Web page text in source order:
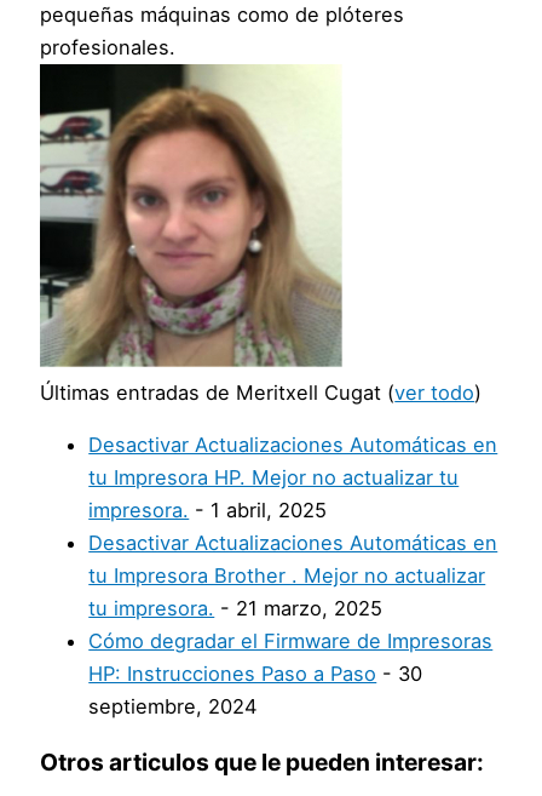
pequeñas máquinas como de plóteres
profesionales.
Últimas entradas de Meritxell Cugat (ver todo)
Desactivar Actualizaciones Automáticas en
tu Impresora HP. Mejor no actualizar tu
impresora. - 1 abril, 2025
Desactivar Actualizaciones Automáticas en
tu Impresora Brother . Mejor no actualizar
tu impresora. - 21 marzo, 2025
Cómo degradar el Firmware de Impresoras
HP: Instrucciones Paso a Paso - 30
septiembre, 2024
Otros articulos que le pueden interesar: